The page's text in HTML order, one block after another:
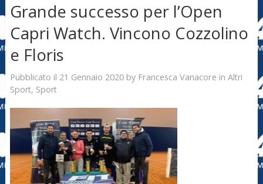
Grande successo per l’Open
Capri Watch. Vincono Cozzolino
e Floris
Pubblicato il 21 Gennaio 2020by Francesca Vanacore in Altri
Sport, Sport